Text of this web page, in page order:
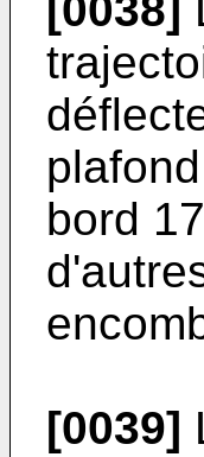
bord
[0039]